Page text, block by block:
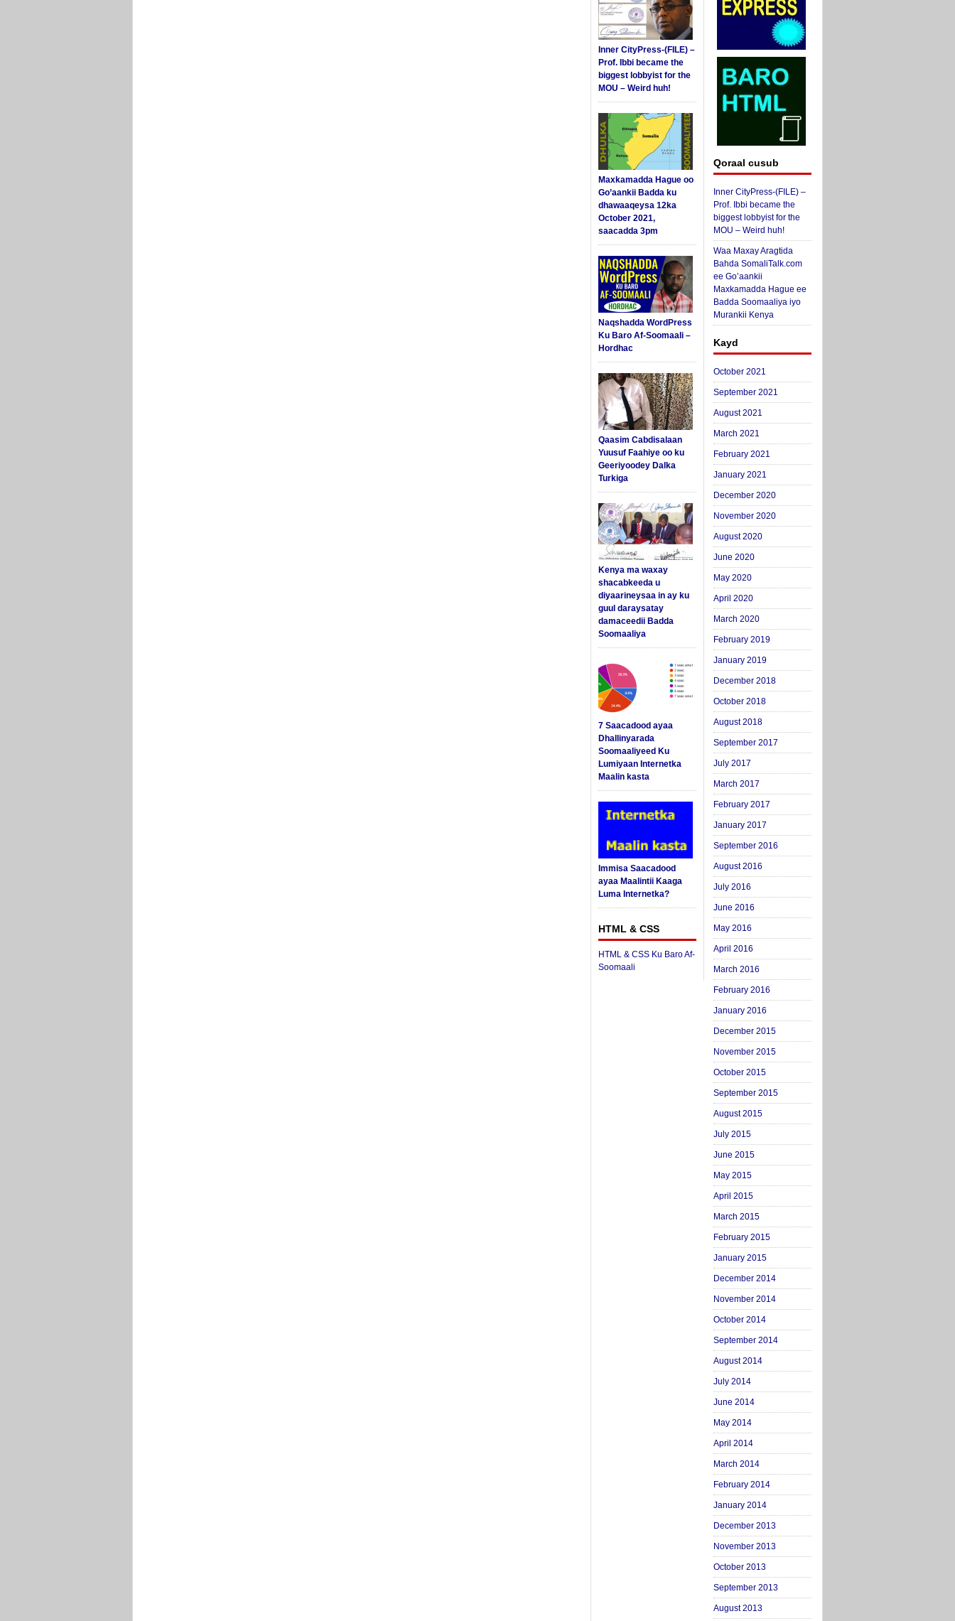
Inner CityPress-(FILE) –
Prof. Ibbi became the
biggest lobbyist for the
MOU – Weird huh!
Maxkamadda Hague oo
Go’aankii Badda ku
dhawaaqeysa 12ka
October 2021,
saacadda 3pm
Naqshadda WordPress
Ku Baro Af-Soomaali –
Hordhac
Qaasim Cabdisalaan
Yuusuf Faahiye oo ku
Geeriyoodey Dalka
Turkiga
Kenya ma waxay
shacabkeeda u
diyaarineysaa in ay ku
guul daraysatay
damaceedii Badda
Soomaaliya
7 Saacadood ayaa
Dhallinyarada
Soomaaliyeed Ku
Lumiyaan Internetka
Maalin kasta
Immisa Saacadood
ayaa Maalintii Kaaga
Luma Internetka?
HTML & CSS
HTML & CSS Ku Baro Af-
Soomaali
Qoraal cusub
Inner CityPress-(FILE) –
Prof. Ibbi became the
biggest lobbyist for the
MOU – Weird huh!
Waa Maxay Aragtida
Bahda SomaliTalk.com
ee Go’aankii
Maxkamadda Hague ee
Badda Soomaaliya iyo
Murankii Kenya
Kayd
October 2021
September 2021
August 2021
March 2021
February 2021
January 2021
December 2020
November 2020
August 2020
June 2020
May 2020
April 2020
March 2020
February 2019
January 2019
December 2018
October 2018
August 2018
September 2017
July 2017
March 2017
February 2017
January 2017
September 2016
August 2016
July 2016
June 2016
May 2016
April 2016
March 2016
February 2016
January 2016
December 2015
November 2015
October 2015
September 2015
August 2015
July 2015
June 2015
May 2015
April 2015
March 2015
February 2015
January 2015
December 2014
November 2014
October 2014
September 2014
August 2014
July 2014
June 2014
May 2014
April 2014
March 2014
February 2014
January 2014
December 2013
November 2013
October 2013
September 2013
August 2013